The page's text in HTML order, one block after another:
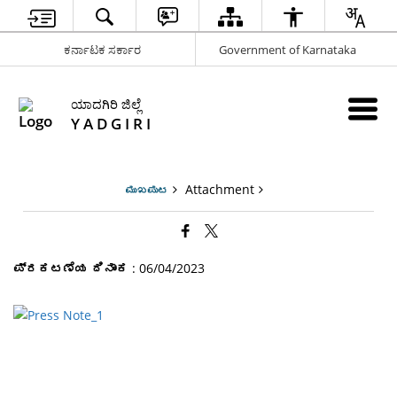
ಕರ್ನಾಟಕ ಸರ್ಕಾರ Government of Karnataka
ಯಾದಗಿರಿ ಜಿಲ್ಲೆ
Y A D G I R I
ಮುಖಪುಟ Attachment
ಪ್ರಕಟಣೆಯ ದಿನಾಂಕ : 06/04/2023